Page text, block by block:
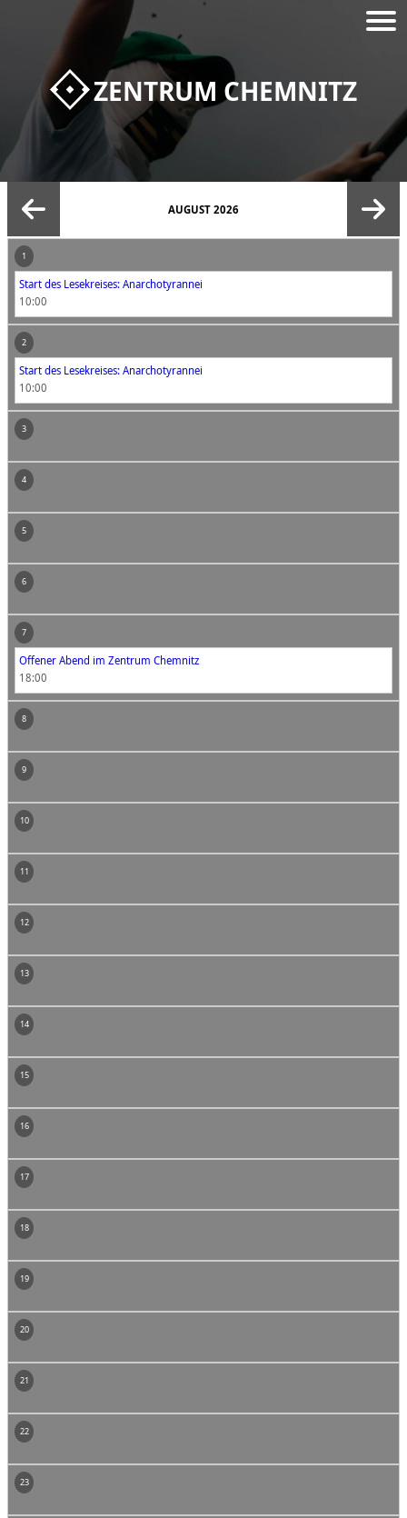
ZENTRUM CHEMNITZ
AUGUST 2026
1
Start des Lesekreises: Anarchotyrannei
10:00
2
Start des Lesekreises: Anarchotyrannei
10:00
3
4
5
6
7
Offener Abend im Zentrum Chemnitz
18:00
8
9
10
11
12
13
14
15
16
17
18
19
20
21
22
23